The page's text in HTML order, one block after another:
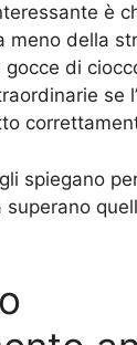
è
meno della
gocce di
se
spiegano